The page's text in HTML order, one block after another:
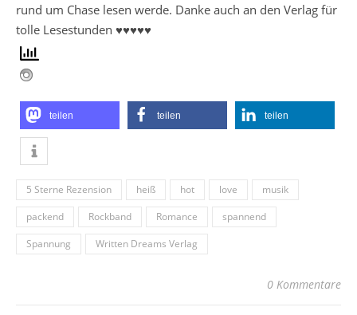
rund um Chase lesen werde. Danke auch an den Verlag für
tolle Lesestunden ♥♥♥♥♥
teilen teilen teilen
5 Sterne Rezension heiß hot love
musik
packend
Rockband Romance
spannend
Spannung
Written Dreams Verlag
0 Kommentare